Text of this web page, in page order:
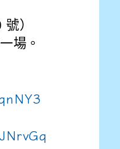
）
場。